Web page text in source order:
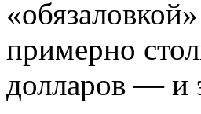
примерно
долларов — и